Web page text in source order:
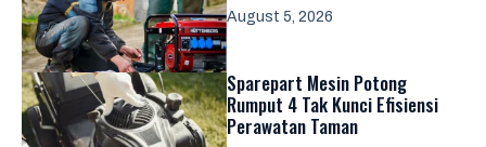
August 5, 2026
Sparepart Mesin Potong
Rumput 4 Tak Kunci Efisiensi
Perawatan Taman